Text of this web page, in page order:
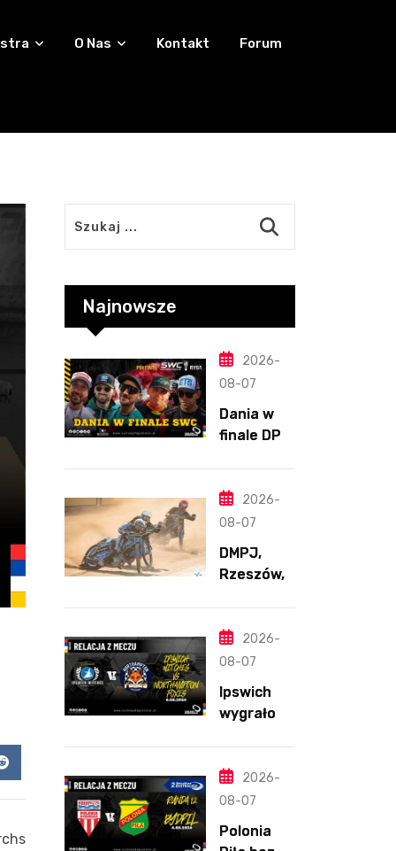
O Nas Kontakt Forum
Reddit
Najnowsze
2026-
08-07
Dania w
finale DPŚ.
przebieg
półfinału
Bikernieku
2026-
08-07
DMPJ,
Rzeszów,
wa,
5.06.2026
2026-
08-07
Ipswich
wygrało z
pomimo
straty
Kosmiczny
2026-
08-07
Polonia